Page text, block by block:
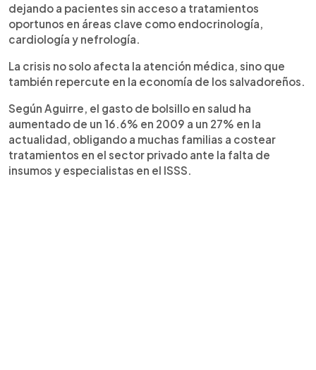
dejando a pacientes sin acceso a tratamientos
oportunos en áreas clave como endocrinología,
cardiología y nefrología.
La crisis no solo afecta la atención médica, sino que
también repercute en la economía de los salvadoreños.
Según Aguirre, el gasto de bolsillo en salud ha
aumentado de un 16.6% en 2009 a un 27% en la
actualidad, obligando a muchas familias a costear
tratamientos en el sector privado ante la falta de
insumos y especialistas en el ISSS.